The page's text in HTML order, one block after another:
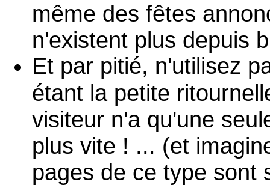
même des fêtes
n'existent plus depuis
Et par pitié, n'utilisez
étant la petite
visiteur n'a qu'une
plus vite ! ... (et
pages de ce type sont